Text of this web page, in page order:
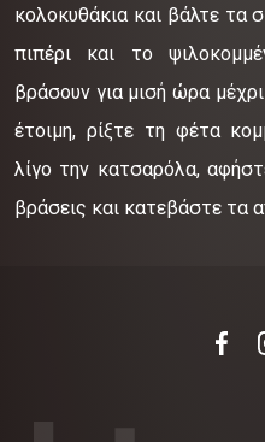
κολοκυθάκια και βάλτε τα
πιπέρι και το
βράσουν για μισή ώρα
έτοιμη, ρίξτε τη φέτα
λίγο την κατσαρόλα,
βράσεις και κατεβάστε τα